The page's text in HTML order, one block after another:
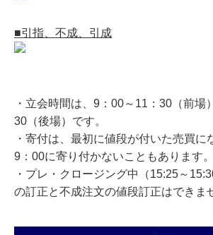
■引指、不成、引成
・立会時間は、9：00～11：30（前場
30（後場）です。
・寄付は、最初に値段が付いた売買に
9：00に寄り付かないこともあります。
・プレ・クロージング中（15:25～
の訂正と不成注文の値段訂正はできま